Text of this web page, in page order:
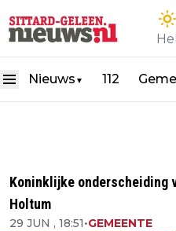
Nieuws ▼ 112
Koninklijke onderscheiding
Holtum
29 JUN , 18:51•GEMEENTE